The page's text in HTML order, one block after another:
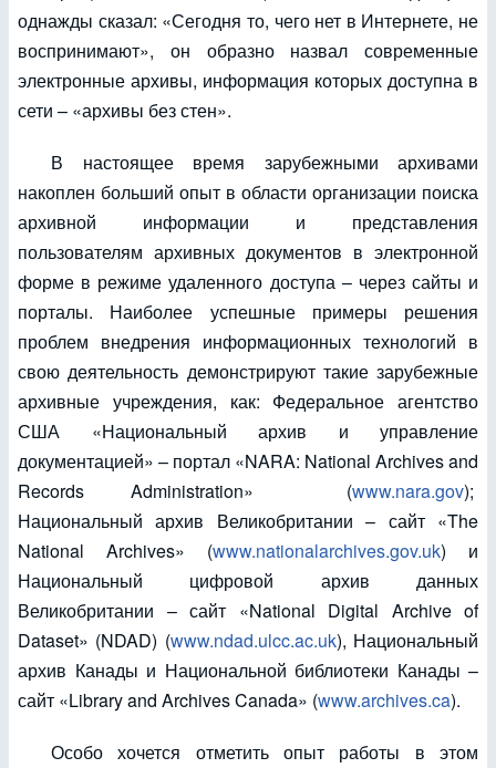
однажды сказал: «Сегодня то, чего нет в Интернете, не
воспринимают», он образно назвал современные
электронные архивы, информация которых доступна в
сети – «архивы без стен».
В настоящее время зарубежными архивами
накоплен больший опыт в области организации поиска
архивной информации и представления
пользователям архивных документов в электронной
форме в режиме удаленного доступа – через сайты и
порталы. Наиболее успешные примеры решения
проблем внедрения информационных технологий в
свою деятельность демонстрируют такие зарубежные
архивные учреждения, как: Федеральное агентство
США «Национальный архив и управление
документацией» – портал «NARA: National Archives and
Records Administration» (www.nara.gov);
Национальный архив Великобритании – сайт «The
National Archives» (www.nationalarchives.gov.uk) и
Национальный цифровой архив данных
Великобритании – сайт «National Digital Archive of
Dataset» (NDAD) (www.ndad.ulcc.ac.uk), Национальный
архив Канады и Национальной библиотеки Канады –
сайт «Library and Archives Canada» (www.archives.ca).
Особо хочется отметить опыт работы в этом